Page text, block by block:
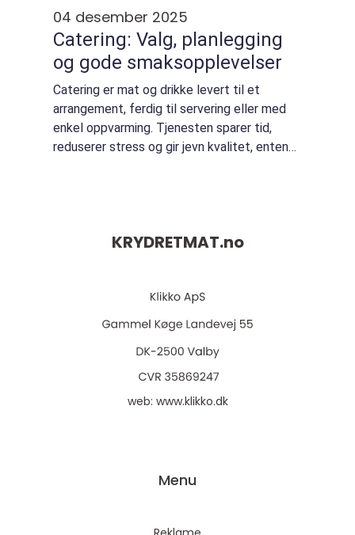
04 desember 2025
Catering: Valg, planlegging
og gode smaksopplevelser
Catering er mat og drikke levert til et
arrangement, ferdig til servering eller med
enkel oppvarming. Tjenesten sparer tid,
reduserer stress og gir jevn kvalitet, enten
KRYDRETMAT.no
web: www.klikko.dk
Menu